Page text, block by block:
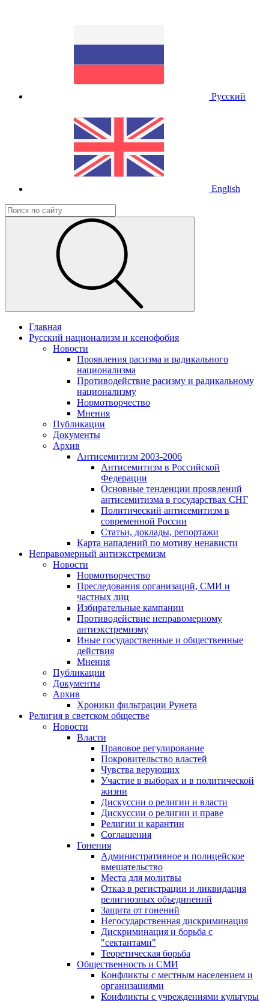
Русский
English
Главная
Русский национализм и ксенофобия
Новости
Проявления расизма и радикального
национализма
Противодействие расизму и радикальному
национализму
Нормотворчество
Мнения
Публикации
Документы
Архив
Антисемитизм 2003-2006
Антисемитизм в Российской
Федерации
Основные тенденции проявлений
антисемитизма в государствах СНГ
Политический антисемитизм в
современной России
Статьи, доклады, репортажи
Карта нападений по мотиву ненависти
Неправомерный антиэкстремизм
Новости
Нормотворчество
Преследования организаций, СМИ и
частных лиц
Избирательные кампании
Противодействие неправомерному
антиэкстремизму
Иные государственные и общественные
действия
Мнения
Публикации
Документы
Архив
Хроники фильтрации Рунета
Религия в светском обществе
Новости
Власти
Правовое регулирование
Покровительство властей
Чувства верующих
Участие в выборах и в политической
жизни
Дискуссии о религии и власти
Дискуссии о религии и праве
Религии и карантин
Соглашения
Гонения
Административное и полицейское
вмешательство
Места для молитвы
Отказ в регистрации и ликвидация
религиозных объединений
Защита от гонений
Негосударственная дискриминация
Дискриминация и борьба с
"сектантами"
Теоретическая борьба
Общественность и СМИ
Конфликты с местным населением и
организациями
Конфликты с учреждениями культуры